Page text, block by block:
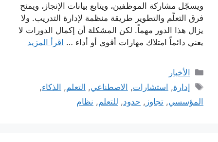
ويسجّل مشاركة الموظفين، ويتابع بيانات الإنجاز، ويمنح
فرق التعلّم والتطوير طريقة منظمة لإدارة التدريب. ولا
يزال هذا الدور مهماً. لكن المشكلة أن إكمال الدورات لا
يعني دائماً امتلاك مهارات أقوى أو أداء … اقرأ المزيد
التصنيفات
الأخبار
الوسوم
إدارة, استشارات, الاصطناعي, التعلم, الذكاء,
المؤسسي, تجاوز , حدود, للتعلم, نظام